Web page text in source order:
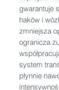
gwarantuje
haków i
zmniejsza
ogranicza
system
płynnie